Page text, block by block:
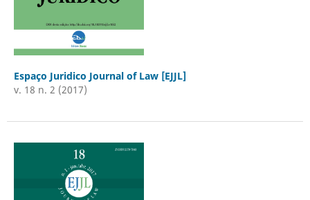
Espaço Juridico Journal of Law [EJJL]
v. 18 n. 2 (2017)